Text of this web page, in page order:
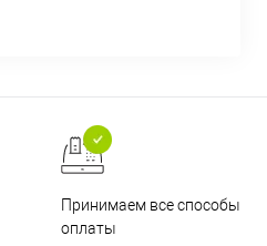
Принимаем все способы
оплаты